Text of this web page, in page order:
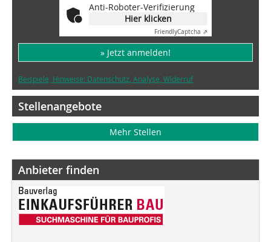
Anti-Roboter-Verifizierung
Hier klicken
FriendlyCaptcha ⇗
» Jetzt anmelden!
Beispiele, Hinweise: Datenschutz, Analyse, Widerruf
Stellenangebote
Mehr Stellen
Anbieter finden